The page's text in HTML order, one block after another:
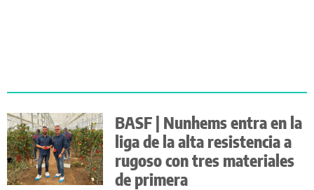
BASF | Nunhems entra en la
liga de la alta resistencia a
rugoso con tres materiales
de primera